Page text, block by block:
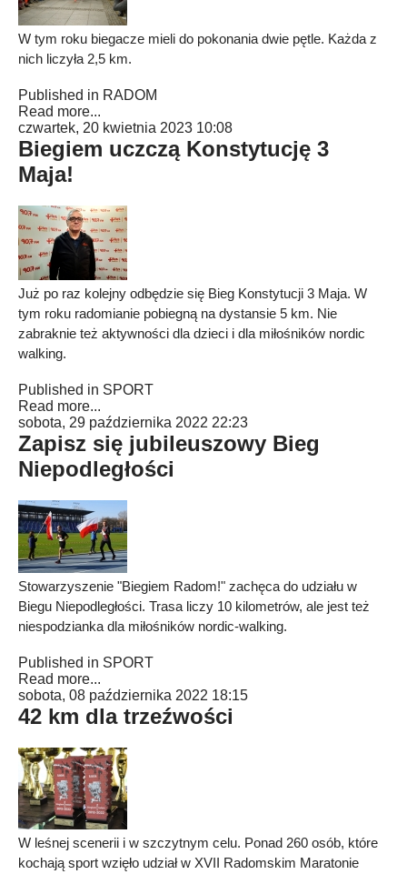
W tym roku biegacze mieli do pokonania dwie pętle. Każda z
nich liczyła 2,5 km.
Published in RADOM
Read more...
czwartek, 20 kwietnia 2023 10:08
Biegiem uczczą Konstytucję 3
Maja!
Już po raz kolejny odbędzie się Bieg Konstytucji 3 Maja. W
tym roku radomianie pobiegną na dystansie 5 km. Nie
zabraknie też aktywności dla dzieci i dla miłośników nordic
walking.
Published in SPORT
Read more...
sobota, 29 października 2022 22:23
Zapisz się jubileuszowy Bieg
Niepodległości
Stowarzyszenie "Biegiem Radom!" zachęca do udziału w
Biegu Niepodległości. Trasa liczy 10 kilometrów, ale jest też
niespodzianka dla miłośników nordic-walking.
Published in SPORT
Read more...
sobota, 08 października 2022 18:15
42 km dla trzeźwości
W leśnej scenerii i w szczytnym celu. Ponad 260 osób, które
kochają sport wzięło udział w XVII Radomskim Maratonie